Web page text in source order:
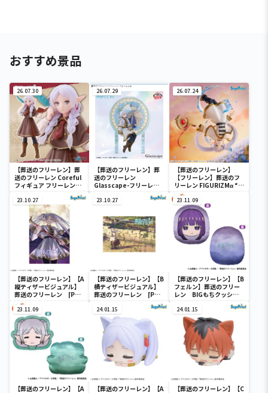
おすすめ景品
26.07.30
【葬送のフリーレン】葬
送のフリーレン Coreful
フィギュア フリーレン～
26.07.29
【葬送のフリーレン】葬
送のフリーレン
Glasscape-フリーレン
26.07.24
【葬送のフリーレン】
【フリーレン】葬送のフ
リーレン FIGURIZMα “フ
リーレン”～花舞～
23.10.27
【葬送のフリーレン】【A
縦ティザービジュアル】
葬送のフリーレン [PM]
アートクッションVol.1
23.10.27
【葬送のフリーレン】【B
横ティザービジュアル】
葬送のフリーレン [PM]
アートクッションVol.1
23.11.09
【葬送のフリーレン】【B
フェルン】葬送のフリー
レン BIGもちクッショ
23.11.09
【葬送のフリーレン】【A
24.01.15
【葬送のフリーレン】【A
24.01.15
【葬送のフリーレン】【C